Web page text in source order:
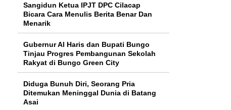
Sangidun Ketua IPJT DPC Cilacap
Bicara Cara Menulis Berita Benar Dan
Menarik
​Gubernur Al Haris dan Bupati Bungo
Tinjau Progres Pembangunan Sekolah
Rakyat di Bungo Green City
Diduga Bunuh Diri, Seorang Pria
Ditemukan Meninggal Dunia di Batang
Asai